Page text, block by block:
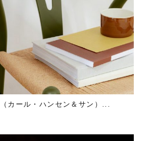
カール・ハンセン＆サン）...